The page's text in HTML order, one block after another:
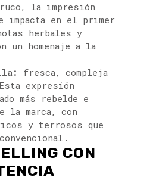
la impresión
impacta en el primer
herbales y
un homenaje a la
fresca, compleja
expresión
más rebelde e
la marca, con
y terrosos que
CON